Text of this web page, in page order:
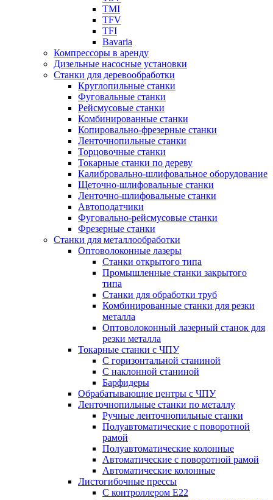
TMI
TFV
TFI
Bavaria
Компрессоры в аренду
Дизельные насосные установки
Станки для деревообработки
Круглопильные станки
Фуговальные станки
Рейсмусовые станки
Комбинированные станки
Копировально-фрезерные станки
Ленточнопильные станки
Торцовочные станки
Токарные станки по дереву
Калибровально-шлифовальное оборудование
Щеточно-шлифовальные станки
Ленточно-шлифовальные станки
Автоподатчики
Фуговально-рейсмусовые станки
Фрезерные станки
Станки для металлообработки
Оптоволоконные лазеры
Станки открытого типа
Промышленные станки закрытого
типа
Станки для обработки труб
Комбинированные станки для резки
металла
Оптоволоконный лазерный станок для
резки металла
Токарные станки с ЧПУ
С горизонтальной станиной
С наклонной станиной
Барфидеры
Обрабатывающие центры с ЧПУ
Ленточнопильные станки по металлу
Ручные ленточнопильные станки
Полуавтоматические с поворотной
рамой
Полуавтоматические колонные
Автоматические с поворотной рамой
Автоматические колонные
Листогибочные прессы
С контроллером E22